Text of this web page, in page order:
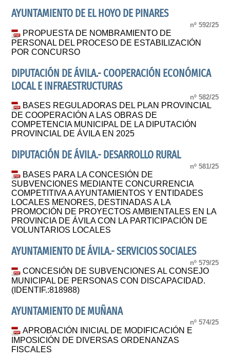
AYUNTAMIENTO DE EL HOYO DE PINARES
nº 592/25
PROPUESTA DE NOMBRAMIENTO DE
PERSONAL DEL PROCESO DE ESTABILIZACIÓN
POR CONCURSO
DIPUTACIÓN DE ÁVILA.- COOPERACIÓN ECONÓMICA
LOCAL E INFRAESTRUCTURAS
nº 582/25
BASES REGULADORAS DEL PLAN PROVINCIAL
DE COOPERACIÓN A LAS OBRAS DE
COMPETENCIA MUNICIPAL DE LA DIPUTACIÓN
PROVINCIAL DE ÁVILA EN 2025
DIPUTACIÓN DE ÁVILA.- DESARROLLO RURAL
nº 581/25
BASES PARA LA CONCESIÓN DE
SUBVENCIONES MEDIANTE CONCURRENCIA
COMPETITIVA A AYUNTAMIENTOS Y ENTIDADES
LOCALES MENORES, DESTINADAS A LA
PROMOCIÓN DE PROYECTOS AMBIENTALES EN LA
PROVINCIA DE ÁVILA CON LA PARTICIPACIÓN DE
VOLUNTARIOS LOCALES
AYUNTAMIENTO DE ÁVILA.- SERVICIOS SOCIALES
nº 579/25
CONCESIÓN DE SUBVENCIONES AL CONSEJO
MUNICIPAL DE PERSONAS CON DISCAPACIDAD.
(IDENTIF.:818988)
AYUNTAMIENTO DE MUÑANA
nº 574/25
APROBACIÓN INICIAL DE MODIFICACIÓN E
IMPOSICIÓN DE DIVERSAS ORDENANZAS
FISCALES